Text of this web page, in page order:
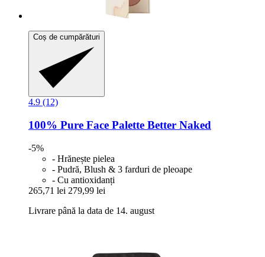
Coș de cumpărături
4.9 (12)
100% Pure Face Palette Better Naked
-5%
- Hrănește pielea
- Pudră, Blush & 3 farduri de pleoape
- Cu antioxidanți
265,71 lei 279,99 lei
Livrare până la data de 14. august